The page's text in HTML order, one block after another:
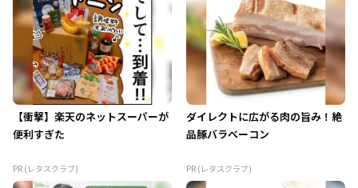
【衝撃】楽天のネットスーパーが
便利すぎた
PR (レタスクラブ)
ダイレクトに広がる肉の旨み！絶
品豚バラベーコン
PR (レタスクラブ)